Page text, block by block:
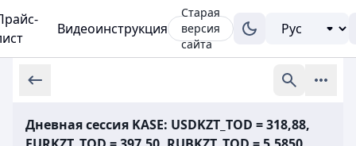
Видеоинструкция
Старая
версия
сайта
Дневная сессия KASE: USDKZT_TOD = 318,88,